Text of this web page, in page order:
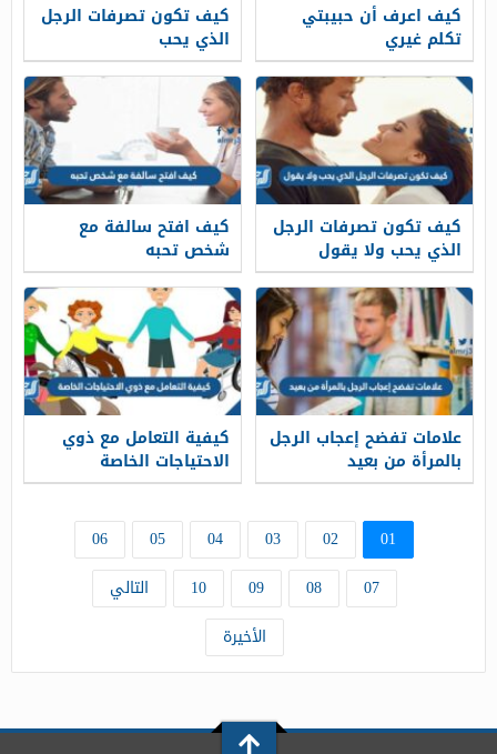
كيف اعرف أن حبيبتي
تكلم غيري
كيف تكون تصرفات الرجل
الذي يحب
كيف تكون تصرفات الرجل
الذي يحب ولا يقول
كيف افتح سالفة مع
شخص تحبه
علامات تفضح إعجاب الرجل
بالمرأة من بعيد
كيفية التعامل مع ذوي
الاحتياجات الخاصة
01
02
03
04
05
06
07
08
09
10
التالي
الأخيرة